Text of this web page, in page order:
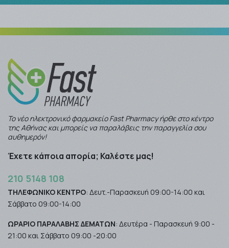
Το νέο ηλεκτρονικό φαρμακείο Fast Pharmacy ήρθε στο κέντρο
της Αθήνας και μπορείς να παραλάβεις την παραγγελία σου
αυθημερόν!
Έχετε κάποια απορία; Καλέστε μας!
210 5148 108
ΤΗΛΕΦΩΝΙΚΟ ΚΕΝΤΡΟ: Δευτ.-Παρασκευή 09:00-14:00 και
Σάββατο 09:00-14:00
ΩΡΑΡΙΟ ΠΑΡΑΛΑΒΗΣ ΔΕΜΑΤΩΝ: Δευτέρα - Παρασκευή 9:00 -
21:00 και Σάββατο 09:00 -20:00